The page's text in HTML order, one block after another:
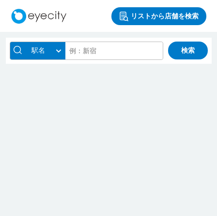
リストから店舗を検索
駅名 検索